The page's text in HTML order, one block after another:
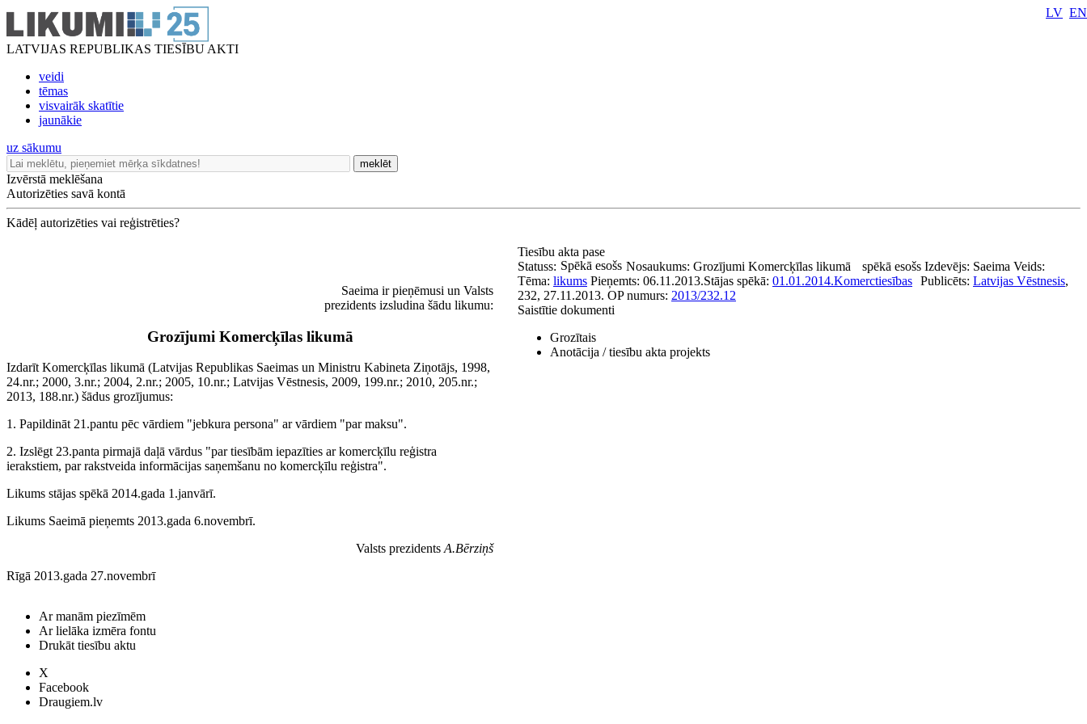
LATVIJAS REPUBLIKAS TIESĪBU AKTI
veidi
tēmas
visvairāk skatītie
jaunākie
LV EN
uz sākumu
meklēt
Izvērstā meklēšana
Autorizēties savā kontā
Kādēļ autorizēties vai reģistrēties?
Saeima ir pieņēmusi un Valsts
prezidents izsludina šādu likumu:
Grozījumi Komercķīlas likumā
Izdarīt Komercķīlas likumā (Latvijas Republikas Saeimas un Ministru Kabineta Ziņotājs, 1998,
24.nr.; 2000, 3.nr.; 2004, 2.nr.; 2005, 10.nr.; Latvijas Vēstnesis, 2009, 199.nr.; 2010, 205.nr.;
2013, 188.nr.) šādus grozījumus:
1. Papildināt 21.pantu pēc vārdiem "jebkura persona" ar vārdiem "par maksu".
2. Izslēgt 23.panta pirmajā daļā vārdus "par tiesībām iepazīties ar komercķīlu reģistra
ierakstiem, par rakstveida informācijas saņemšanu no komercķīlu reģistra".
Likums stājas spēkā 2014.gada 1.janvārī.
Likums Saeimā pieņemts 2013.gada 6.novembrī.
Valsts prezidentsA.Bērziņš
Rīgā 2013.gada 27.novembrī
Tiesību akta pase
Nosaukums: Grozījumi Komercķīlas likumā
Statuss: Spēkā esošs spēkā esošs Izdevējs: Saeima Veids:
likums Pieņemts: 06.11.2013.Stājas spēkā: 01.01.2014.
Tēma: Komerctiesības Publicēts: Latvijas Vēstnesis,
232, 27.11.2013. OP numurs: 2013/232.12
Saistītie dokumenti
Grozītais
Anotācija / tiesību akta projekts
Ar manām piezīmēm
Ar lielāka izmēra fontu
Drukāt tiesību aktu
X
Facebook
Draugiem.lv